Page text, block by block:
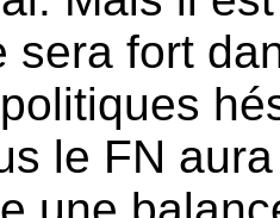
sera fort
le FN